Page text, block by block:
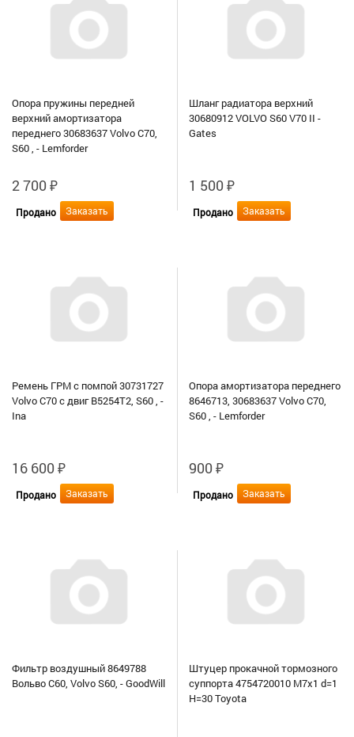
Опора пружины передней
верхний амортизатора
переднего 30683637 Volvo C70,
S60 , - Lemforder
2 700₽
Продано Заказать
Шланг радиатора верхний
30680912 VOLVO S60 V70 II -
Gates
1 500₽
Продано Заказать
Ремень ГРМ с помпой 30731727
Volvo C70 с двиг B5254T2, S60 , -
Ina
16 600₽
Продано Заказать
Опора амортизатора переднего
8646713, 30683637 Volvo C70,
S60 , - Lemforder
900₽
Продано Заказать
Фильтр воздушный 8649788
Вольво С60, Volvo S60, - GoodWill
Штуцер прокачной тормозного
суппорта 4754720010 M7x1 d=1
H=30 Toyota